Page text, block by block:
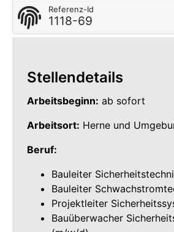
Referenz-Id
1118-69
Stellendetails
Arbeitsbeginn: ab sofort
Arbeitsort: Herne und
Beruf:
Bauleiter
Bauleiter
Projektleiter
Bauüberwacher